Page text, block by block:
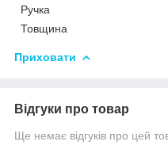
Ручка
Товщина
Приховати
Відгуки про товар
Ще немає відгуків про цей